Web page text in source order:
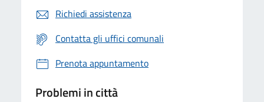
Richiedi assistenza
Contatta gli uffici comunali
Prenota appuntamento
Problemi in città